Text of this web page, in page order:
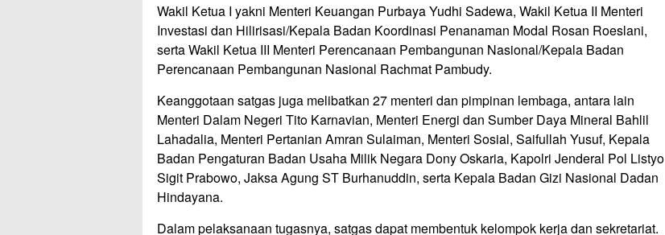
Wakil Ketua I yakni Menteri Keuangan Purbaya Yudhi Sadewa, Wakil Ketua II Menteri
Investasi dan Hilirisasi/Kepala Badan Koordinasi Penanaman Modal Rosan Roeslani,
serta Wakil Ketua III Menteri Perencanaan Pembangunan Nasional/Kepala Badan
Perencanaan Pembangunan Nasional Rachmat Pambudy.
Keanggotaan satgas juga melibatkan 27 menteri dan pimpinan lembaga, antara lain
Menteri Dalam Negeri Tito Karnavian, Menteri Energi dan Sumber Daya Mineral Bahlil
Lahadalia, Menteri Pertanian Amran Sulaiman, Menteri Sosial, Saifullah Yusuf, Kepala
Badan Pengaturan Badan Usaha Milik Negara Dony Oskaria, Kapolri Jenderal Pol Listyo
Sigit Prabowo, Jaksa Agung ST Burhanuddin, serta Kepala Badan Gizi Nasional Dadan
Hindayana.
Dalam pelaksanaan tugasnya, satgas dapat membentuk kelompok kerja dan sekretariat.